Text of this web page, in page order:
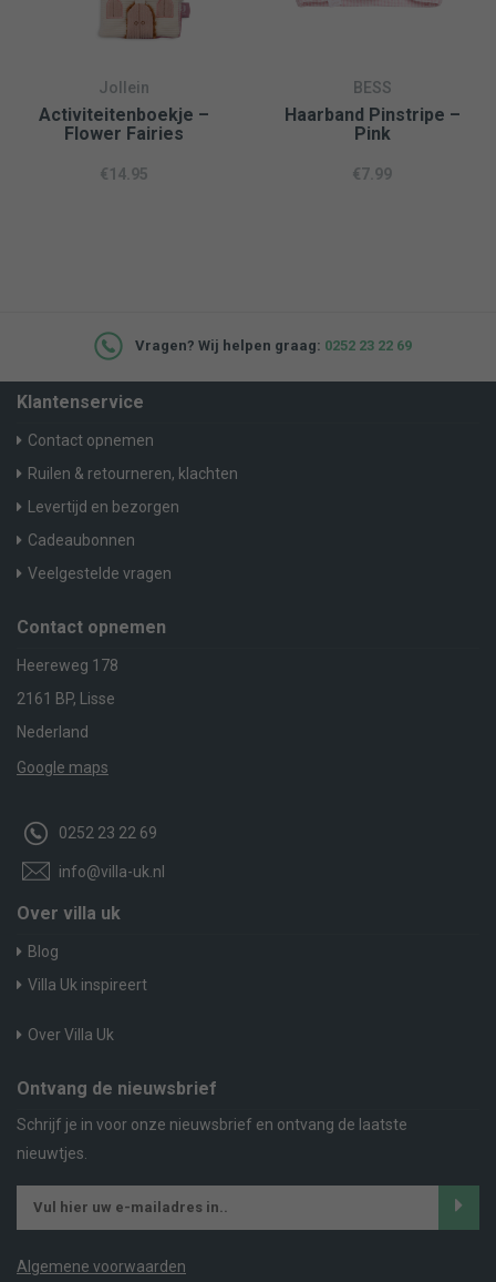
Jollein
Activiteitenboekje –
Flower Fairies
€14.95
BESS
Haarband Pinstripe –
Pink
€7.99
Vragen? Wij helpen graag: 0252 23 22 69
Klantenservice
Contact opnemen
Ruilen & retourneren, klachten
Levertijd en bezorgen
Cadeaubonnen
Veelgestelde vragen
Contact opnemen
Heereweg 178
2161 BP, Lisse
Nederland
Google maps
0252 23 22 69
info@villa-uk.nl
Over villa uk
Blog
Villa Uk inspireert
Over Villa Uk
Ontvang de nieuwsbrief
Schrijf je in voor onze nieuwsbrief en ontvang de laatste
nieuwtjes.
Algemene voorwaarden